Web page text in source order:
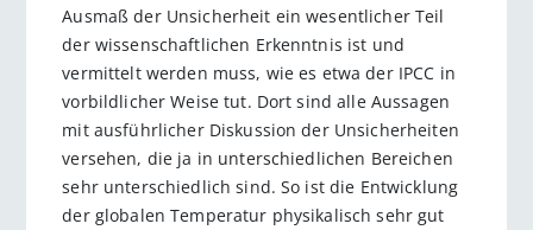
Ausmaß der Unsicherheit ein wesentlicher Teil
der wissenschaftlichen Erkenntnis ist und
vermittelt werden muss, wie es etwa der IPCC in
vorbildlicher Weise tut. Dort sind alle Aussagen
mit ausführlicher Diskussion der Unsicherheiten
versehen, die ja in unterschiedlichen Bereichen
sehr unterschiedlich sind. So ist die Entwicklung
der globalen Temperatur physikalisch sehr gut